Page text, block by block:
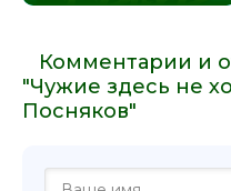
Комментарии и
"Чужие здесь не
Посняков"